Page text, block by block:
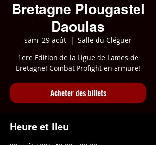
Bretagne Plougastel
Daoulas
sam. 29 août
  |
Salle du Cléguer
1ere Edition de la Ligue de Lames de
Bretagne! Combat Profight en armure!
Acheter des billets
Heure et lieu